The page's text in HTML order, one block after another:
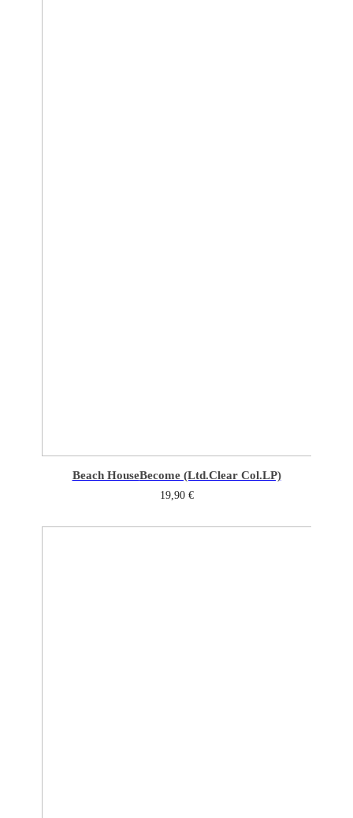
Beach HouseBecome (Ltd.Clear Col.LP)
19,90 €